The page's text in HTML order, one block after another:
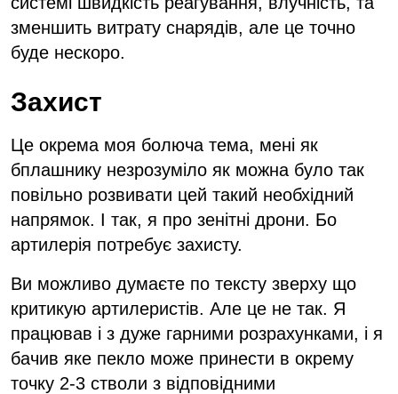
зменшить витрату снарядів, але це точно
буде нескоро.
Захист
Це окрема моя болюча тема, мені як
бплашнику незрозуміло як можна було так
повільно розвивати цей такий необхідний
напрямок. І так, я про зенітні дрони. Бо
артилерія потребує захисту.
Ви можливо думаєте по тексту зверху що
критикую артилеристів. Але це не так. Я
працював і з дуже гарними розрахунками, і я
бачив яке пекло може принести в окрему
точку 2-3 стволи з відповідними